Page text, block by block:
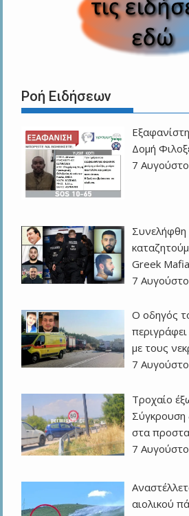
Ροή Ειδήσεων
Δομή
7
Συνελήφθη
Greek
7
Ο οδηγός
με τους
7
Τροχαίο
Σύγκρουση
στα
7
αιολικού